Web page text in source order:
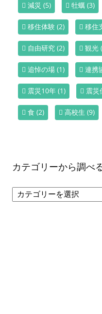
減災 (5) 牡蠣 (3)
移住体験 (2) 移住
自由研究 (2) 観光
追悼の場 (1) 連携
震災10年 (1) 震災
食 (2) 高校生 (9)
カテゴリーから調べ
カ
テ